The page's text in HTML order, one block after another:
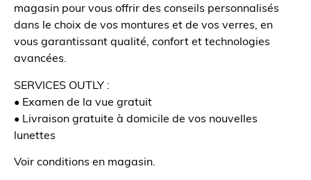
magasin pour vous offrir des conseils personnalisés
dans le choix de vos montures et de vos verres, en
vous garantissant qualité, confort et technologies
avancées.
SERVICES OUTLY :
• Examen de la vue gratuit
• Livraison gratuite à domicile de vos nouvelles
lunettes
Voir conditions en magasin.